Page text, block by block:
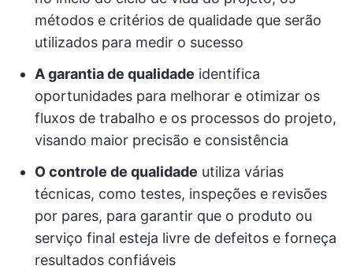
métodos e critérios de qualidade que serão
utilizados para medir o sucesso
A garantia de qualidade identifica
oportunidades para melhorar e otimizar os
fluxos de trabalho e os processos do projeto,
visando maior precisão e consistência
O controle de qualidade utiliza várias
técnicas, como testes, inspeções e revisões
por pares, para garantir que o produto ou
serviço final esteja livre de defeitos e forneça
resultados confiáveis